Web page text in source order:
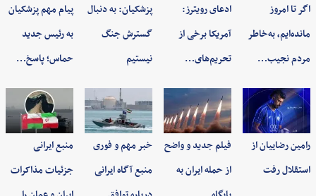
اگر تا امروز
مانده‌ایم، به‌خاطر
مردم نجیب…
ادعای رویترز:
آمریکا برخی از
تحریم‌های…
پزشکیان: به‌ دنبال
گسترش جنگ
نیستیم
پیام مهم پزشکیان
به رئیس جدید
حماس؛ پاسخ…
رامین رضاییان از
استقلال رفت
فیلم جدید و واضح
از حمله ایران به
خبر مهم و فوری
منبع آگاه ایرانی
منبع ایرانی
جزئیات مذاکرات